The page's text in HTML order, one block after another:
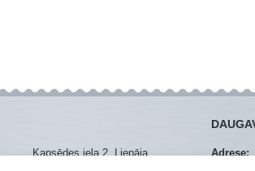
Kapsēdes iela 2, Liepāja
Adrese: